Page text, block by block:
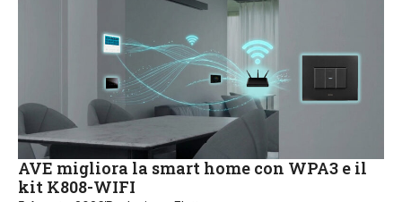
AVE migliora la smart home con WPA3 e il
kit K808-WIFI